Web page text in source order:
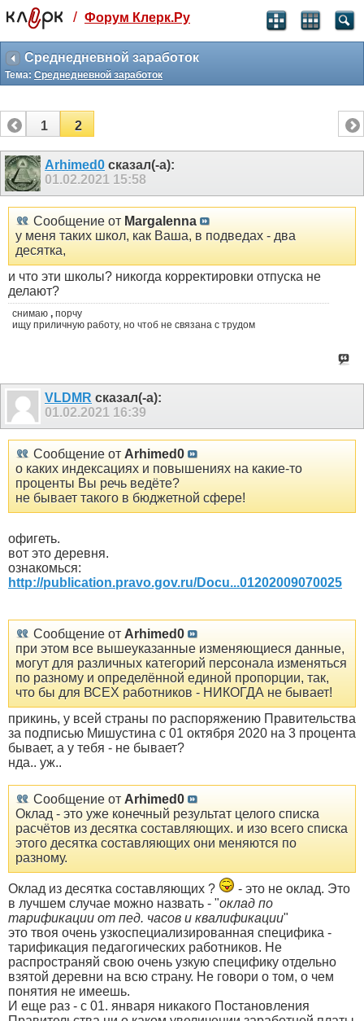
Святые угодники, Клерк без рекламы
прекрасен:)
месяц
3 месяца
259 ₽
-10%
полгода
499 ₽
-15%
/ Форум Клерк.Ру
Среднедневной заработок
Тема: Среднедневной заработок
1 2
Arhimed0 сказал(-а):
01.02.2021 15:58
Сообщение от Margalenna
у меня таких школ, как Ваша, в подведах - два
десятка,
и что эти школы? никогда корректировки отпуска не
делают?
снимаю , порчу
ищу приличную работу, но чтоб не связана с трудом
VLDMR сказал(-а):
01.02.2021 16:39
Сообщение от Arhimed0
о каких индексациях и повышениях на какие-то
проценты Вы речь ведёте?
не бывает такого в бюджетной сфере!
офигеть.
вот это деревня.
ознакомься:
http://publication.pravo.gov.ru/Docu...01202009070025
Сообщение от Arhimed0
при этом все вышеуказанные изменяющиеся данные,
могут для различных категорий персонала изменяться
по разному и определённой единой пропорции, так,
что бы для ВСЕХ работников - НИКОГДА не бывает!
прикинь, у всей страны по распоряжению Правительства
за подписью Мишустина с 01 октября 2020 на 3 процента
бывает, а у тебя - не бывает?
нда.. уж..
Сообщение от Arhimed0
Оклад - это уже конечный результат целого списка
расчётов из десятка составляющих. и изо всего списка
этого десятка составляющих они меняются по
разному.
Оклад из десятка составляющих ?
- это не оклад. Это
в лучшем случае можно назвать - "оклад по
тарификации от пед. часов и квалификации"
это твоя очень узкоспециализированная специфика -
тарификация педагогических работников. Не
распространяй свою очень узкую специфику отдельно
взятой деревни на всю страну. Не говори о том, о чем
понятия не имеешь.
И еще раз - с 01. января никакого Постановления